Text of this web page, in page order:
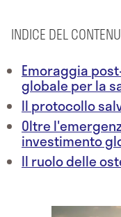
INDICE DEL
Emoraggia
globale per la
Il protocollo
Oltre
investimento
Il ruolo delle